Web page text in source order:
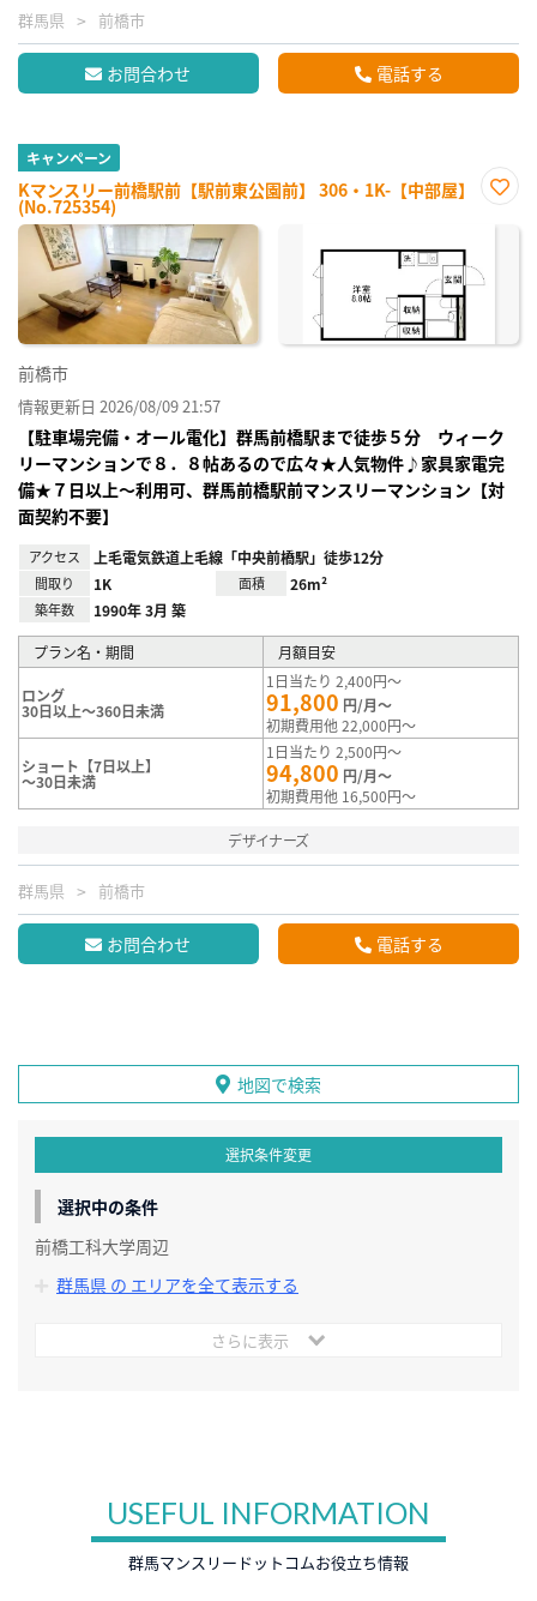
群馬県 前橋市
お問合わせ 電話する
キャンペーン
Kマンスリー前橋駅前【駅前東公園前】 306・1K-【中部屋】
(No.725354)
に入
前橋市
情報更新日 2026/08/09 21:57
【駐車場完備・オール電化】群馬前橋駅まで徒歩５分 ウィーク
リーマンションで８．８帖あるので広々★人気物件♪家具家電完
備★７日以上～利用可、群馬前橋駅前マンスリーマンション【対
面契約不要】
アクセス 上毛電気鉄道上毛線「中央前橋駅」徒歩12分
間取り 1K 面積 26m²
築年数 1990年 3月 築
プラン名・期間 月額目安
ロング
30日以上～360日未満
1日当たり 2,400円～
91,800 円/月～
初期費用他 22,000円～
ショート【7日以上】
～30日未満
1日当たり 2,500円～
94,800 円/月～
初期費用他 16,500円～
デザイナーズ
群馬県 前橋市
お問合わせ 電話する
地図で検索
選択条件変更
選択中の条件
前橋工科大学周辺
群馬県 の エリアを全て表示する
さらに表示
USEFUL INFORMATION
群馬マンスリードットコムお役立ち情報